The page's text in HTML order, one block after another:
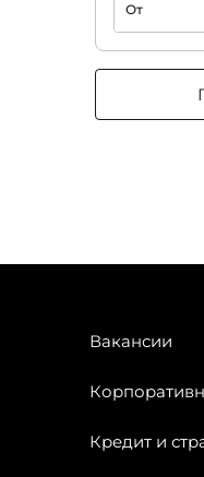
От
Вакансии
Кредит и